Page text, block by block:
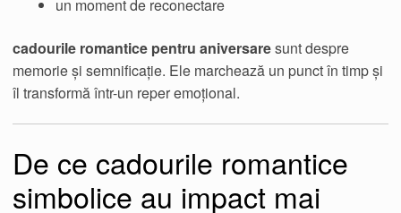
un moment de reconectare
cadourile romantice pentru aniversaresunt despre
memorie și semnificație. Ele marchează un punct în timp și
îl transformă într-un reper emoțional.
De ce cadourile romantice
simbolice au impact mai